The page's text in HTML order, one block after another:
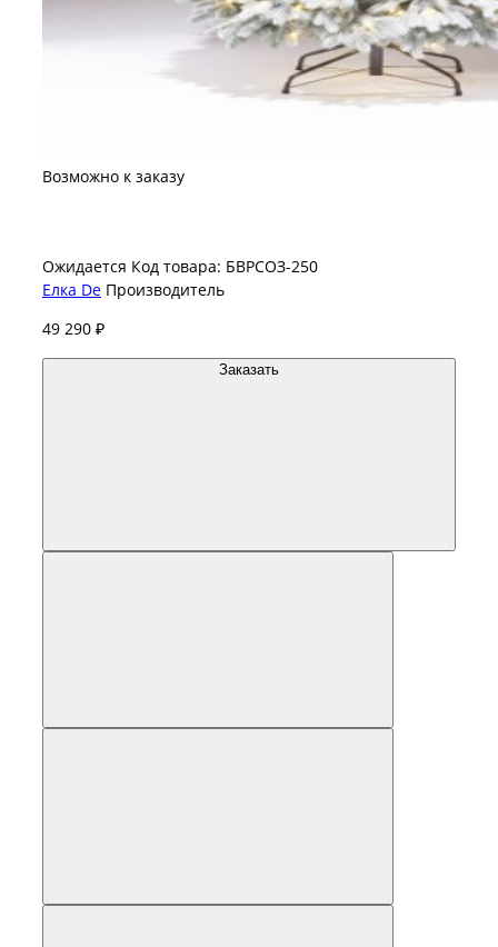
Возможно к заказу
Ожидается Код товара: БВРСОЗ-250
Елка De Производитель
49 290 ₽
Заказать